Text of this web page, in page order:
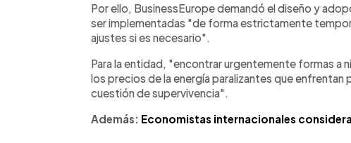
Por ello, BusinessEurope demandó el diseño y
ser implementadas "de forma estrictamente
ajustes si es necesario".
Para la entidad, "encontrar urgentemente formas a
los precios de la energía paralizantes que enfrentan
cuestión de supervivencia".
Además: Economistas internacionales